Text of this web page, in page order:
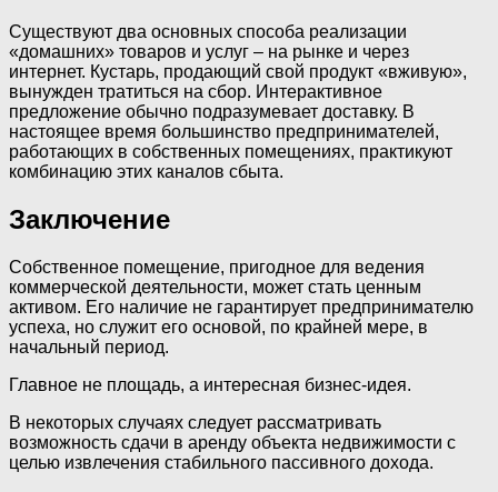
Существуют два основных способа реализации
«домашних» товаров и услуг – на рынке и через
интернет. Кустарь, продающий свой продукт «вживую»,
вынужден тратиться на сбор. Интерактивное
предложение обычно подразумевает доставку. В
настоящее время большинство предпринимателей,
работающих в собственных помещениях, практикуют
комбинацию этих каналов сбыта.
Заключение
Собственное помещение, пригодное для ведения
коммерческой деятельности, может стать ценным
активом. Его наличие не гарантирует предпринимателю
успеха, но служит его основой, по крайней мере, в
начальный период.
Главное не площадь, а интересная бизнес-идея.
В некоторых случаях следует рассматривать
возможность сдачи в аренду объекта недвижимости с
целью извлечения стабильного пассивного дохода.